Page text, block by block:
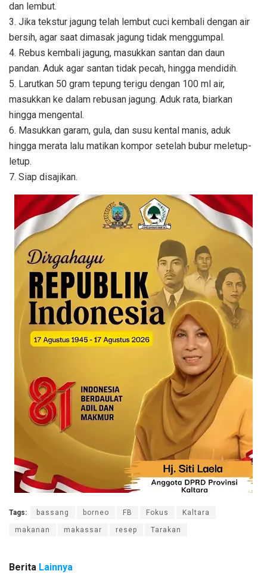
dan lembut.
3. Jika tekstur jagung telah lembut cuci kembali dengan air
bersih, agar saat dimasak jagung tidak menggumpal.
4. Rebus kembali jagung, masukkan santan dan daun
pandan. Aduk agar santan tidak pecah, hingga mendidih.
5. Larutkan 50 gram tepung terigu dengan 100 ml air,
masukkan ke dalam rebusan jagung. Aduk rata, biarkan
hingga mengental.
6. Masukkan garam, gula, dan susu kental manis, aduk
hingga merata lalu matikan kompor setelah bubur meletup-
letup.
7. Siap disajikan.
Tags: bassang borneo FB Fokus Kaltara
makanan makassar resep Tarakan
Berita Lainnya